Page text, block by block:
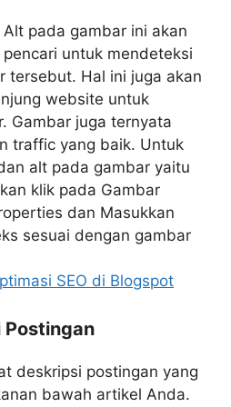
pada gambar ini akan
untuk mendeteksi
tersebut. Hal ini juga akan
website untuk
Gambar juga ternyata
traffic yang baik. Untuk
alt pada gambar yaitu
klik pada Gambar
dan Masukkan
sesuai dengan gambar
SEO di Blogspot
Postingan
deskripsi postingan yang
bawah artikel Anda.